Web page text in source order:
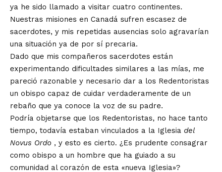
ya he sido llamado a visitar cuatro continentes.
Nuestras misiones en Canadá sufren escasez de
sacerdotes, y mis repetidas ausencias solo agravarían
una situación ya de por sí precaria.
Dado que mis compañeros sacerdotes están
experimentando dificultades similares a las mías, me
pareció razonable y necesario dar a los Redentoristas
un obispo capaz de cuidar verdaderamente de un
rebaño que ya conoce la voz de su padre.
Podría objetarse que los Redentoristas, no hace tanto
tiempo, todavía estaban vinculados a la Iglesia del
Novus Ordo , y esto es cierto. ¿Es prudente consagrar
como obispo a un hombre que ha guiado a su
comunidad al corazón de esta «nueva Iglesia»?